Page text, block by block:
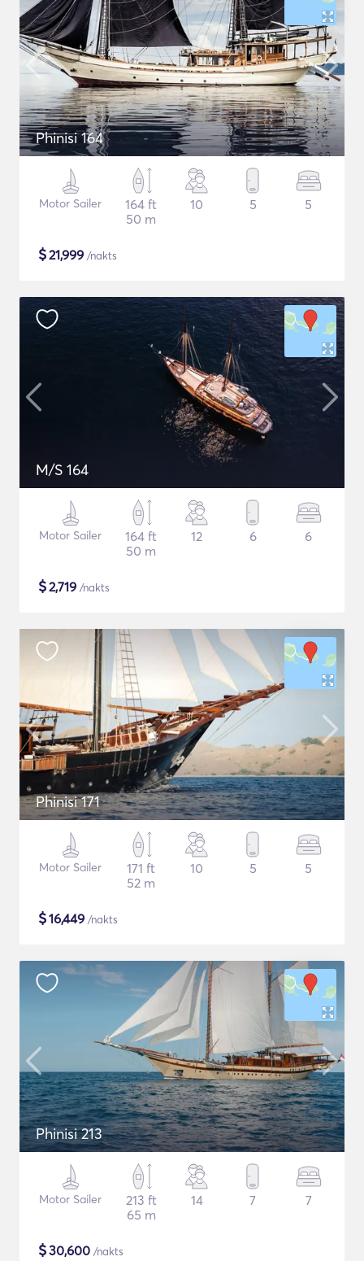
Phinisi 164
Motor Sailer
164 ft
50 m
10 5 5
$21,999 /nakts
M/S 164
Motor Sailer
164 ft
50 m
12 6 6
$2,719 /nakts
Phinisi 171
Motor Sailer
171 ft
52 m
10 5 5
$16,449 /nakts
Phinisi 213
Motor Sailer
213 ft
65 m
14 7 7
$30,600 /nakts